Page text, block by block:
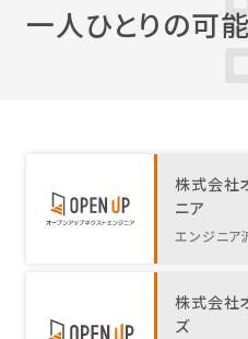
一人ひとりの可
株式会社
ニア
エンジニア
株式会社
ズ